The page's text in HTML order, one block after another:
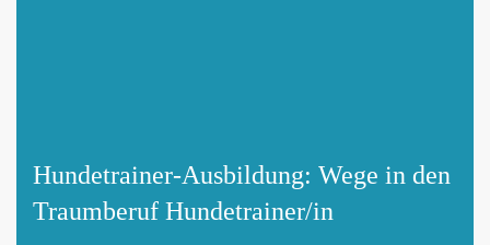
Hundetrainer-Ausbildung: Wege in den
Traumberuf Hundetrainer/in